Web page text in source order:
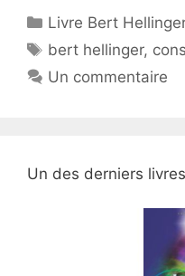
Catégories
Livre Bert
Étiquettes
bert hellinger,
Un commentaire
Un des derniers